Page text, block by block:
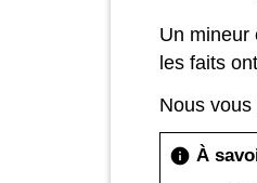
Un mineur
les faits
Nous
info À